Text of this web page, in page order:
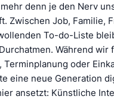
denn je den Nerv
Zwischen Job, Familie,
To-do-Liste
Während wir
Terminplanung oder
eine neue Generation
ansetzt: Künstliche